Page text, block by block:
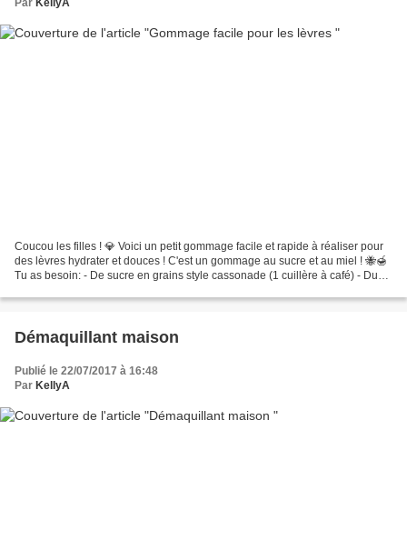
Par KellyA
Coucou les filles ! 💎 Voici un petit gommage facile et rapide à réaliser pour
des lèvres hydrater et douces ! C'est un gommage au sucre et au miel ! 🐝🍯
Tu as besoin: - De sucre en grains style cassonade (1 cuillère à café) - Du
Démaquillant maison
Publié le 22/07/2017 à 16:48
Par KellyA